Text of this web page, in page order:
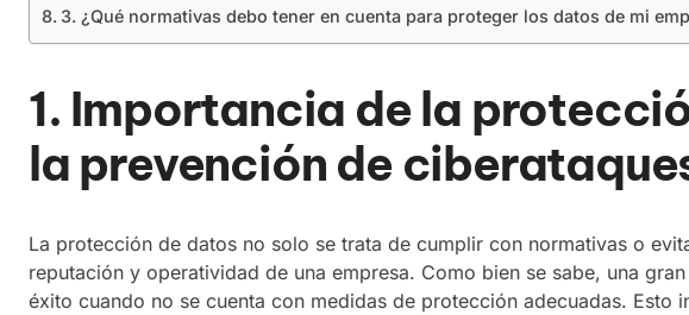
3. ¿Qué normativas debo tener en cuenta para proteger los datos de mi
1. Importancia de la
la prevención de
La protección de datos no solo se trata de cumplir con normativas o
reputación y operatividad de una empresa. Como bien se sabe, una
éxito cuando no se cuenta con medidas de protección adecuadas. Esto